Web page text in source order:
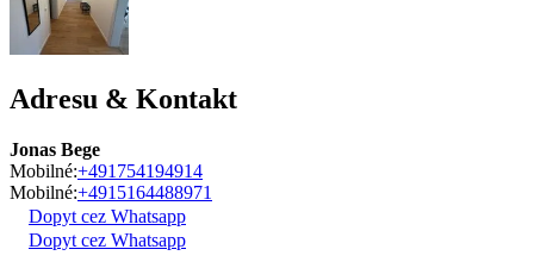
Adresu & Kontakt
Jonas Bege
Mobilné:+491754194914
Mobilné:+4915164488971
Dopyt cez Whatsapp
Dopyt cez Whatsapp